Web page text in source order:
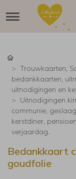
Trouwkaarten,
bedankkaarten,
uitnodigingen en
Uitnodigingen
communie,
kerstdiner,
verjaardag.
Bedankkaart
goudfolie